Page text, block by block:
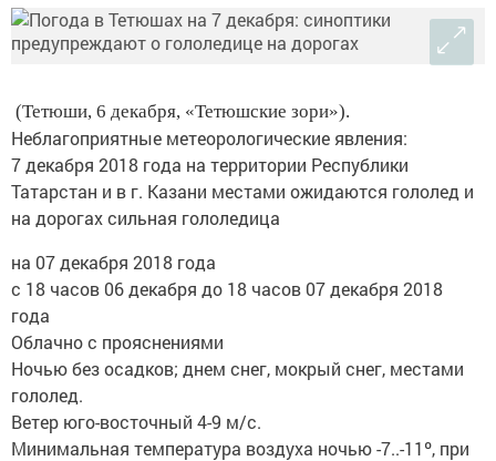
(Тетюши, 6 декабря, «Тетюшские зори»).
Неблагоприятные метеорологические явления:
7 декабря 2018 года на территории Республики
Татарстан и в г. Казани местами ожидаются гололед и
на дорогах сильная гололедица
на 07 декабря 2018 года
с 18 часов 06 декабря до 18 часов 07 декабря 2018
года
Облачно с прояснениями
Ночью без осадков; днем снег, мокрый снег, местами
гололед.
Ветер юго-восточный 4-9 м/с.
Минимальная температура воздуха ночью -7..-11º, при